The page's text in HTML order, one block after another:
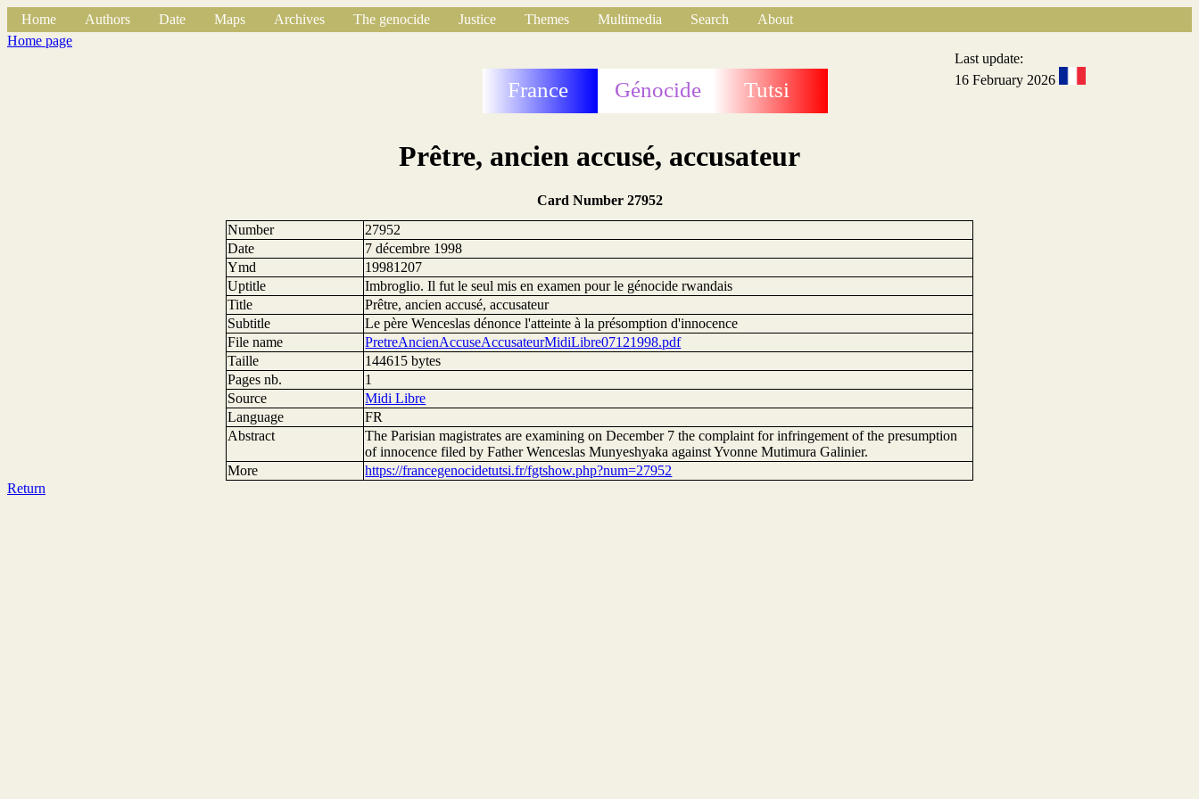
Home Authors Date Maps Archives The genocide Justice Themes Multimedia Search
About
Home page
France Génocide Tutsi
Last update:
16 February 2026
Prêtre, ancien accusé, accusateur
Card Number 27952
Number
27952
Date
7 décembre 1998
Ymd
19981207
Uptitle
Imbroglio. Il fut le seul mis en examen pour le génocide rwandais
Title
Prêtre, ancien accusé, accusateur
Subtitle
Le père Wenceslas dénonce l'atteinte à la présomption d'innocence
File name
PretreAncienAccuseAccusateurMidiLibre07121998.pdf
Taille
144615 bytes
Pages nb.
1
Source
Midi Libre
Language
FR
Abstract
The Parisian magistrates are examining on December 7 the complaint for infringement of the presumption
of innocence filed by Father Wenceslas Munyeshyaka against Yvonne Mutimura Galinier.
More
https://francegenocidetutsi.fr/fgtshow.php?num=27952
Return